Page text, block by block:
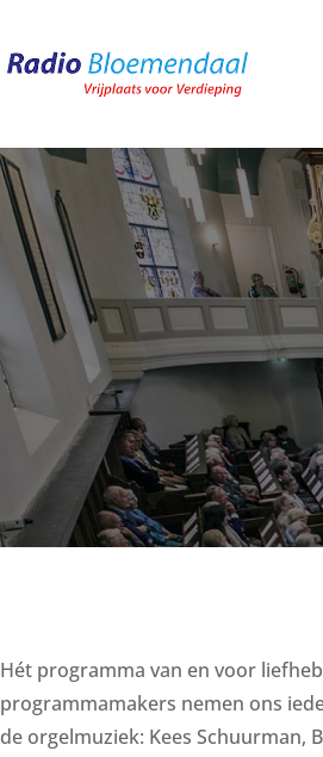
Hét programma van en voor
programmamakers nemen ons
de orgelmuziek: Kees Schuurman,